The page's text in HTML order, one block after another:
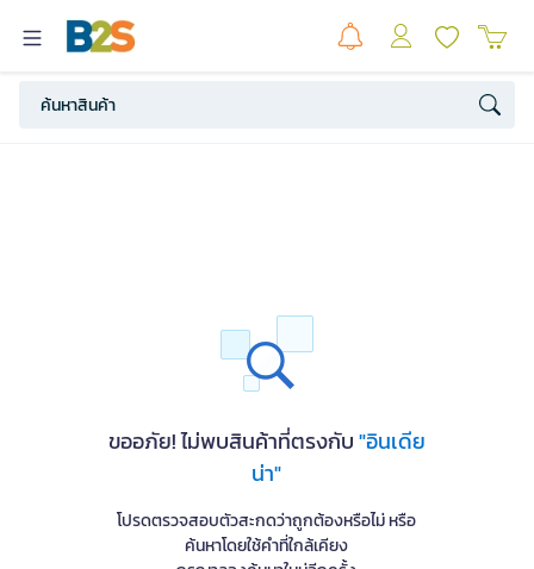
ขออภัย! ไม่พบสินค้าที่ตรงกับ"อินเดีย
น่า"
โปรดตรวจสอบตัวสะกดว่าถูกต้องหรือไม่ หรือ
ค้นหาโดยใช้คำที่ใกล้เคียง